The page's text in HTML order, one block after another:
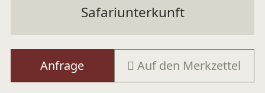
Safariunterkunft
Anfrage Auf den Merkzettel